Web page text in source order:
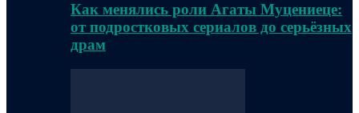
Как менялись роли Агаты Муцениеце:
от подростковых сериалов до серьёзных
драм